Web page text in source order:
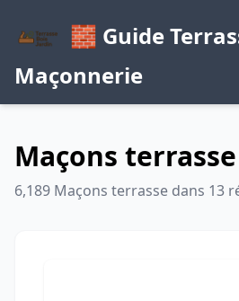
🧱 Guide
Maçonnerie
Maçons
6,189 Maçons terrasse dans 13